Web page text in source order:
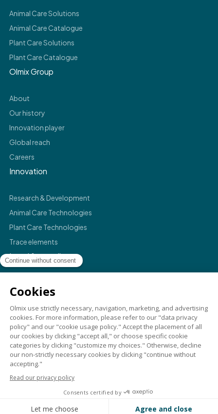
Animal Care Solutions
Animal Care Catalogue
Plant Care Solutions
Plant Care Catalogue
Olmix Group
About
Our history
Innovation player
Global reach
Careers
Innovation
Research & Development
Animal Care Technologies
Plant Care Technologies
Trace elements
Legal & compliance
Privacy policy
Terms & conditions
Compliance
Credits